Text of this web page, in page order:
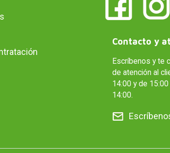
Contacto y
Escríbenos y te
de atención al
14:00 y de
14:00.